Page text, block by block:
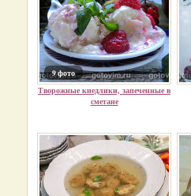
9 фото
Творожные кнедлики, запеченные в
сметане